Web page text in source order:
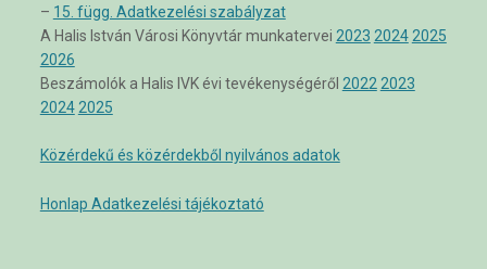
– 15. függ. Adatkezelési szabályzat
A Halis István Városi Könyvtár munkatervei 2023 2024 2025
2026
Beszámolók a Halis IVK évi tevékenységéről 2022 2023
2024 2025
Közérdekű és közérdekből nyilvános adatok
Honlap Adatkezelési tájékoztató